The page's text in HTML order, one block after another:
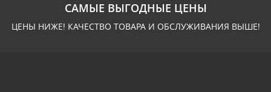
САМЫЕ ВЫГОДНЫЕ ЦЕНЫ
ЦЕНЫ НИЖЕ! КАЧЕСТВО ТОВАРА И ОБСЛУЖИВАНИЯ ВЫШЕ!